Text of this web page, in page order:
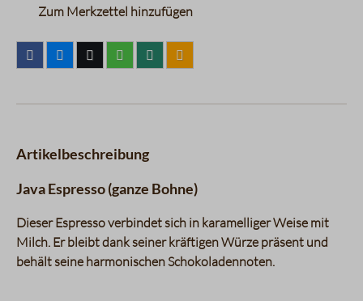
Zum Merkzettel hinzufügen
Artikelbeschreibung
Java Espresso (ganze Bohne)
Dieser Espresso verbindet sich in karamelliger Weise mit
Milch. Er bleibt dank seiner kräftigen Würze präsent und
behält seine harmonischen Schokoladennoten.